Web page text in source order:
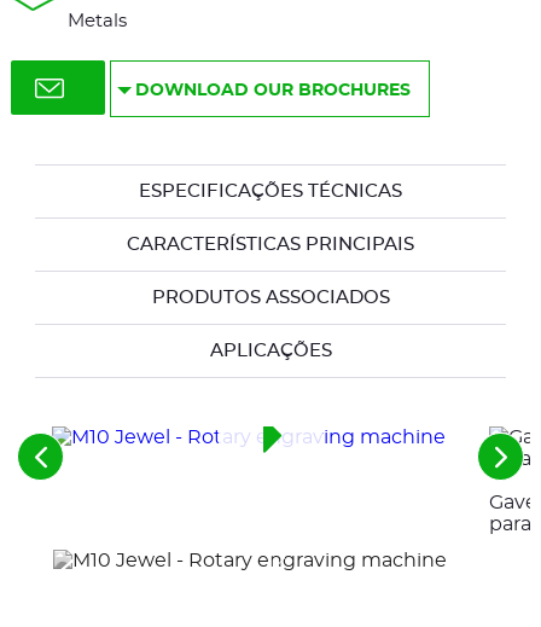
Metals
DOWNLOAD OUR BROCHURES
ESPECIFICAÇÕES TÉCNICAS
CARACTERÍSTICAS PRINCIPAIS
PRODUTOS ASSOCIADOS
APLICAÇÕES
para
Veja
os
Veja
os